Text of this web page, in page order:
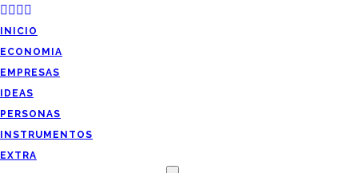
INICIO
ECONOMIA
EMPRESAS
IDEAS
PERSONAS
INSTRUMENTOS
EXTRA